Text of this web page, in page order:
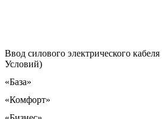
Ввод силового электрического
Условий)
«База»
«Комфорт»